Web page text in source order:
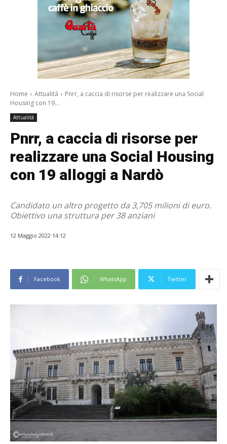
Home Attualità
Pnrr, a caccia di risorse per realizzare una Social
Housing con 19...
Attualità
Pnrr, a caccia di risorse per
realizzare una Social Housing
con 19 alloggi a Nardò
Candidato un altro progetto da 3,705 milioni di euro.
Obiettivo una struttura per 38 anziani
12 Maggio 2022 14:12
Facebook WhatsApp Twitter